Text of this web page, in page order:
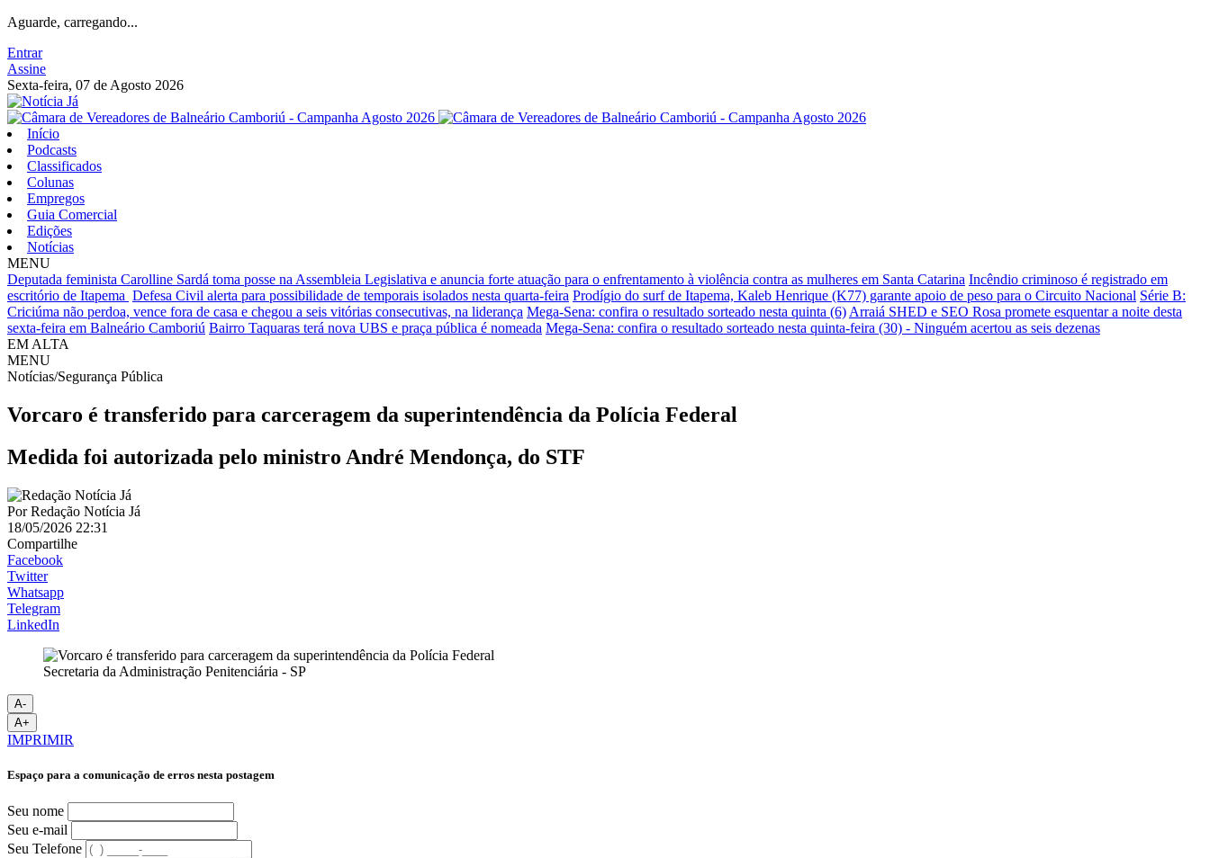
Aguarde, carregando...
Entrar
Assine
Sexta-feira, 07 de Agosto 2026
Início
Podcasts
Classificados
Colunas
Empregos
Guia Comercial
Edições
Notícias
MENU
Deputada feminista Carolline Sardá toma posse na Assembleia Legislativa e anuncia forte atuação para o enfrentamento à violência contra as mulheres em Santa Catarina Incêndio criminoso é registrado em
escritório de Itapema Defesa Civil alerta para possibilidade de temporais isolados nesta quarta-feira Prodígio do surf de Itapema, Kaleb Henrique (K77) garante apoio de peso para o Circuito Nacional Série B:
Criciúma não perdoa, vence fora de casa e chegou a seis vitórias consecutivas, na liderança Mega-Sena: confira o resultado sorteado nesta quinta (6) Arraiá SHED e SEO Rosa promete esquentar a noite desta
sexta-feira em Balneário Camboriú Bairro Taquaras terá nova UBS e praça pública é nomeada Mega-Sena: confira o resultado sorteado nesta quinta-feira (30) - Ninguém acertou as seis dezenas
EM ALTA
MENU
Notícias/Segurança Pública
Vorcaro é transferido para carceragem da superintendência da Polícia Federal
Medida foi autorizada pelo ministro André Mendonça, do STF
PorRedação Notícia Já
18/05/2026 22:31
Compartilhe
Facebook
Twitter
Whatsapp
Telegram
LinkedIn
Secretaria da Administração Penitenciária - SP
A-
A+
IMPRIMIR
Espaço para a comunicação de erros nesta postagem
Seu nome
Seu e-mail
Seu Telefone